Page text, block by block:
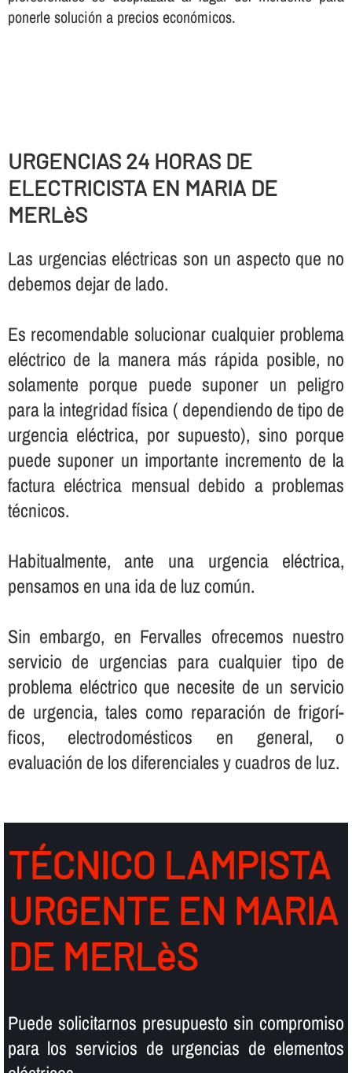
ponerle solución a precios económicos.
URGENCIAS 24 HORAS DE
ELECTRICISTA EN MARIA DE
MERLèS
Las urgencias eléctricas son un aspecto que no
debemos dejar de lado.
Es recomendable solucionar cualquier problema
eléctrico de la manera más rápida posible, no
solamente porque puede suponer un peligro
para la integridad fí­sica ( dependiendo de tipo de
urgencia eléctrica, por supuesto), sino porque
puede suponer un importante incremento de la
factura eléctrica mensual debido a problemas
técnicos.
Habitualmente, ante una urgencia eléctrica,
pensamos en una ida de luz común.
Sin embargo, en Fervalles ofrecemos nuestro
servicio de urgencias para cualquier tipo de
problema eléctrico que necesite de un servicio
de urgencia, tales como reparación de frigorí­
ficos, electrodomésticos en general, o
evaluación de los diferenciales y cuadros de luz.
TÉCNICO LAMPISTA
URGENTE EN MARIA
DE MERLèS
Puede solicitarnos presupuesto sin compromiso
para los servicios de urgencias de elementos